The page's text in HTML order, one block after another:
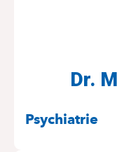
Dr.
Psychiatrie